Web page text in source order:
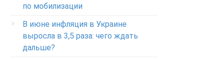
+38-073-900-00-02
Круглосуточный телефон поддержки
владельцев карт класса GOLD
0-800-504-707
по мобилизации
В июне инфляция в Украине
выросла в 3,5 раза: чего ждать
дальше?